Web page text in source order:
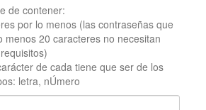
de contener:
por lo menos (las contraseñas que
menos 20 caracteres no necesitan
de cada tiene que ser de los
letra, nÚmero